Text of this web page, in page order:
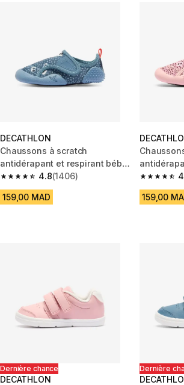
DECATHLON
Chaussons à scratch
antidérapant et respirant bébé,
à motif bleu
4.8
4.8 out of 5 stars from 1406 reviews
(1406)
159,00 MAD
à motif
4.8 out of
159,00
Dernière chance
DECATHLON
Dernière